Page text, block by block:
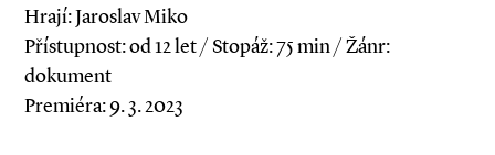
Hrají: Jaroslav Miko
Přístupnost: od 12 let / Stopáž: 75 min / Žánr:
dokument
Premiéra: 9. 3. 2023